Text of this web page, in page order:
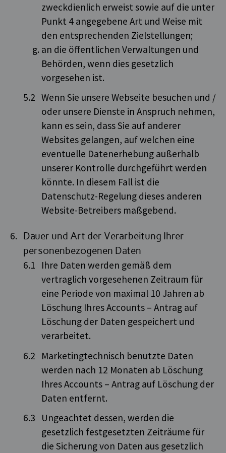
zweckdienlich erweist sowie auf die unter
Punkt 4 angegebene Art und Weise mit
den entsprechenden Zielstellungen;
an die öffentlichen Verwaltungen und
Behörden, wenn dies gesetzlich
vorgesehen ist.
Wenn Sie unsere Webseite besuchen und /
oder unsere Dienste in Anspruch nehmen,
kann es sein, dass Sie auf anderer
Websites gelangen, auf welchen eine
eventuelle Datenerhebung außerhalb
unserer Kontrolle durchgeführt werden
könnte. In diesem Fall ist die
Datenschutz-Regelung dieses anderen
Website-Betreibers maßgebend.
Dauer und Art der Verarbeitung Ihrer
personenbezogenen Daten
Ihre Daten werden gemäß dem
vertraglich vorgesehenen Zeitraum für
eine Periode von maximal 10 Jahren ab
Löschung Ihres Accounts – Antrag auf
Löschung der Daten gespeichert und
verarbeitet.
Marketingtechnisch benutzte Daten
werden nach 12 Monaten ab Löschung
Ihres Accounts – Antrag auf Löschung der
Daten entfernt.
Ungeachtet dessen, werden die
gesetzlich festgesetzten Zeiträume für
die Sicherung von Daten aus gesetzlich